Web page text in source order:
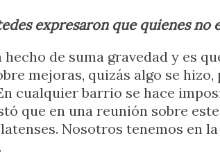
expresaron que quienes
hecho de suma gravedad y es
mejoras, quizás algo se
cualquier barrio se hace
que en una reunión sobre
Nosotros tenemos en